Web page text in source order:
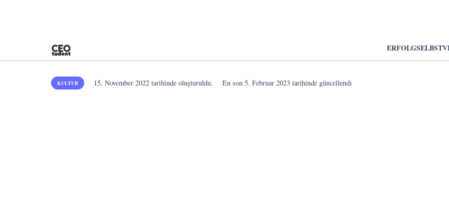
ERFOLG
KULTUR 15. November 2022 tarihinde oluşturuldu. En son5. Februar 2023 tarihinde güncellendi